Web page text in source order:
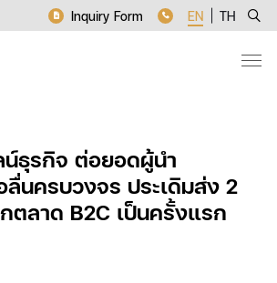
Inquiry Form EN TH
น์ธุรกิจ ต่อยอดผู้นำ
นครบวงจร ประเดิมส่ง 2
ตลาด B2C เป็นครั้งแรก